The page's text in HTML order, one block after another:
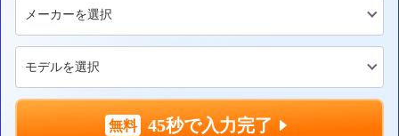
45秒で入力完了